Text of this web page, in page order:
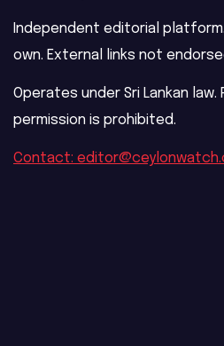
Independent editorial platform.
own. External links not
Operates under Sri Lankan
permission is prohibited.
Contact: